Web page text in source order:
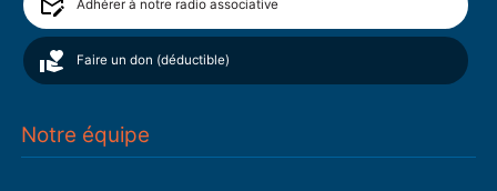
Adhérer à notre radio associative
Faire un don (déductible)
Notre équipe